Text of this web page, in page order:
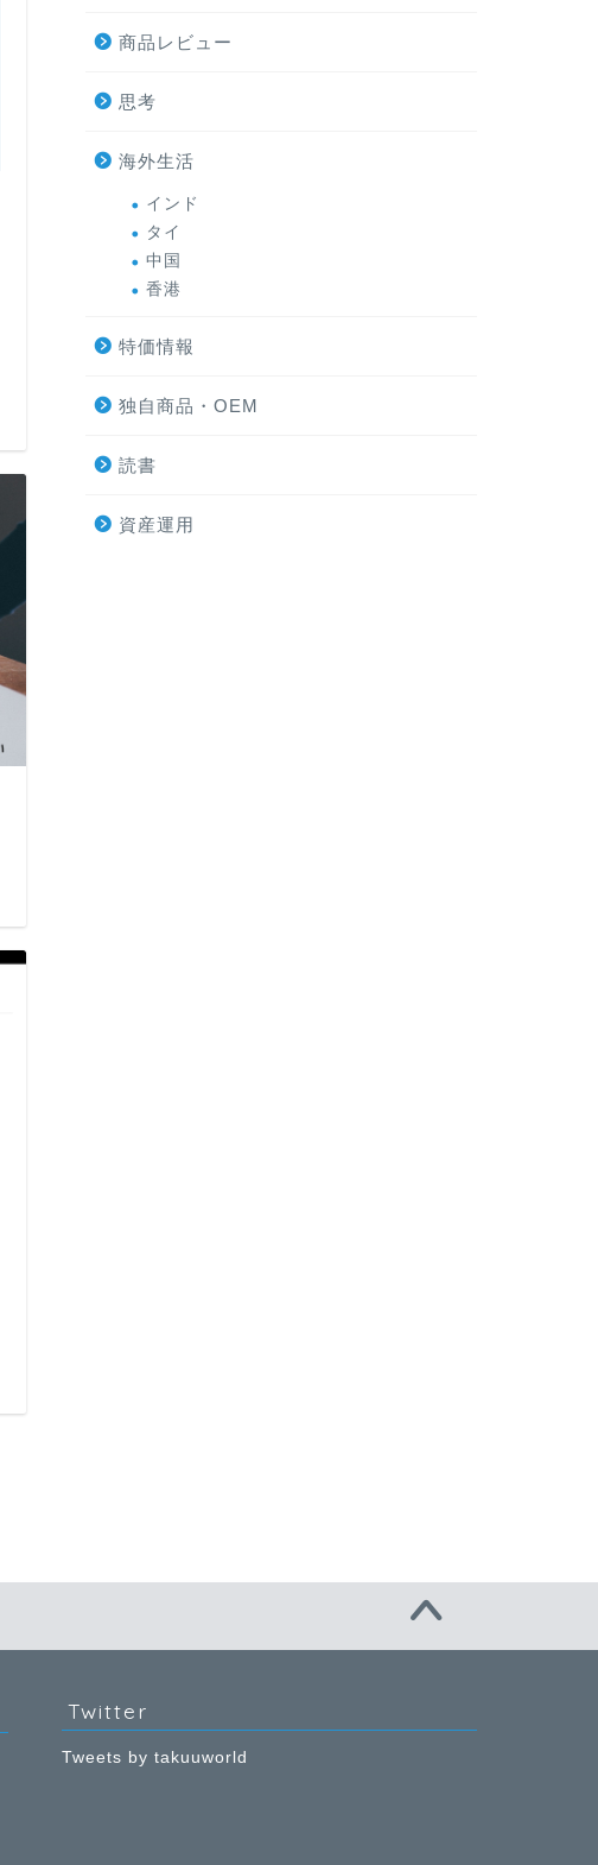
商品レビュー
思考
海外生活
インド
タイ
中国
香港
特価情報
独自商品・OEM
読書
資産運用
Twitter
Tweets by takuuworld